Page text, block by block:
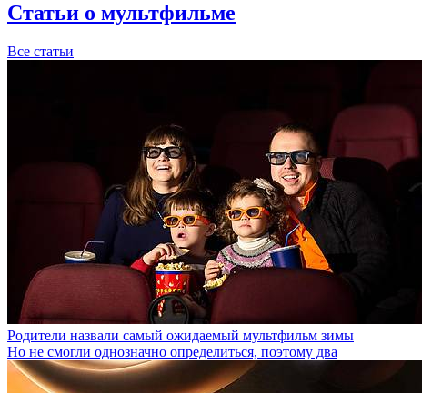
Статьи о мультфильме
Все статьи
Родители назвали самый ожидаемый мультфильм зимы
Но не смогли однозначно определиться, поэтому два